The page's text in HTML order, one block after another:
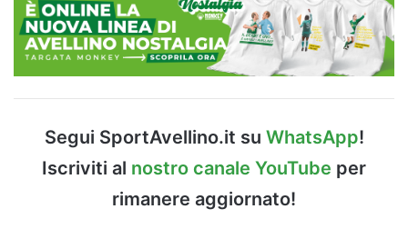
Segui SportAvellino.it su WhatsApp!
Iscriviti al nostro canale YouTube per
rimanere aggiornato!